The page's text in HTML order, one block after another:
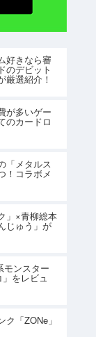
好きなら審
のデビット
厳選紹介！
が多いゲー
のカードロ
「メタルス
！コラボメ
」×青柳総本
じゅう」が
モンスター
をレビュ
「ZONe」